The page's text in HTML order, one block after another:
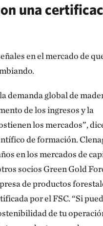
una
en el mercado de
demanda global de
de los ingresos y la
los mercados”,
de formación.
en los mercados de
socios Green Gold
de productos
por el FSC. “Si
de tu